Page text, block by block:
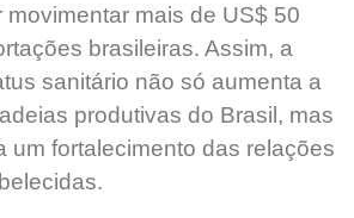
mais de US$ 50
brasileiras. Assim, a
sanitário não só aumenta a
produtivas do Brasil, mas
um fortalecimento das relações